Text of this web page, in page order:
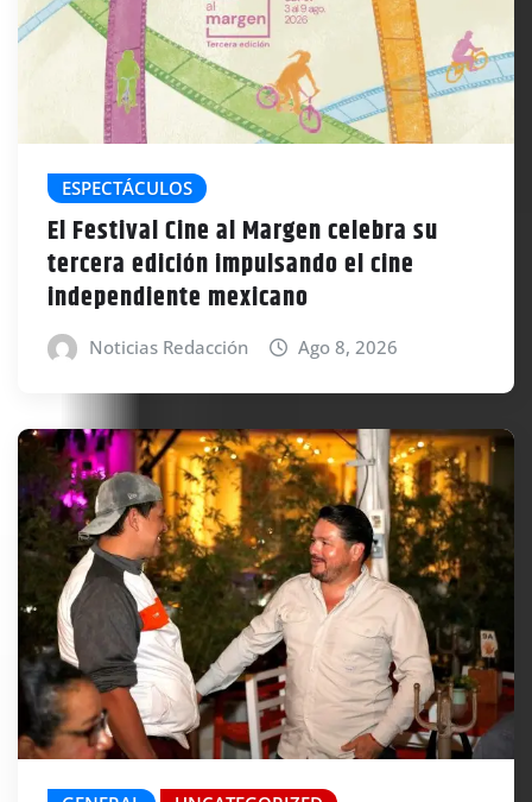
ESPECTÁCULOS
El Festival Cine al Margen celebra su
tercera edición impulsando el cine
independiente mexicano
Noticias Redacción Ago 8, 2026